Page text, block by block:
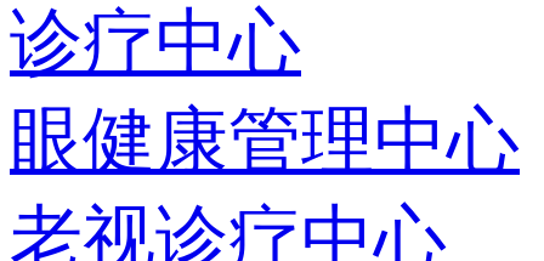
诊疗中心
眼健康管理中心
老视诊疗中心